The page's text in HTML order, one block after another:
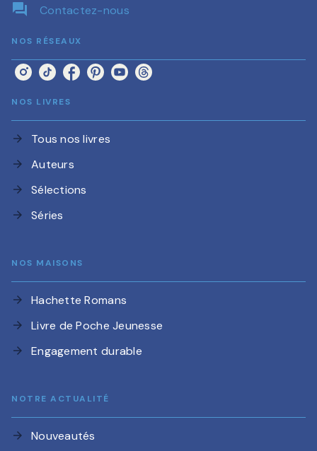
question_answer Contactez-nous
NOS RÉSEAUX
NOS LIVRES
arrow_forward Tous nos livres
arrow_forward Auteurs
arrow_forward Sélections
arrow_forward Séries
NOS MAISONS
arrow_forward Hachette Romans
arrow_forward Livre de Poche Jeunesse
arrow_forward Engagement durable
NOTRE ACTUALITÉ
arrow_forward Nouveautés